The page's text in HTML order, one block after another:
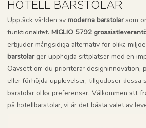
HOTELL BARSTOLAR
Upptäck världen av moderna barstolarsom
funktionalitet. MIGLIO 5792
erbjuder mångsidiga alternativ för olika
barstolarger upphöjda sittplatser med en
Oavsett om du prioriterar designinnovation,
eller förhöjda upplevelser, tillgodoser dessa
barstolar olika preferenser. Välkommen att
på hotellbarstolar, vi är det bästa valet av